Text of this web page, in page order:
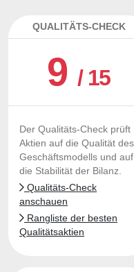
QUALITÄTS-CHECK
9/ 15
Der Qualitäts-Check prüft
Aktien auf die Qualität des
Geschäftsmodells und auf
die Stabilität der Bilanz.
Qualitäts-Check
anschauen
Rangliste der besten
Qualitätsaktien